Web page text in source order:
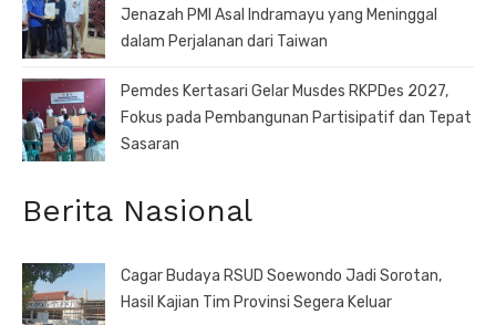
Jenazah PMI Asal Indramayu yang Meninggal
dalam Perjalanan dari Taiwan
Pemdes Kertasari Gelar Musdes RKPDes 2027,
Fokus pada Pembangunan Partisipatif dan Tepat
Sasaran
Berita Nasional
Cagar Budaya RSUD Soewondo Jadi Sorotan,
Hasil Kajian Tim Provinsi Segera Keluar